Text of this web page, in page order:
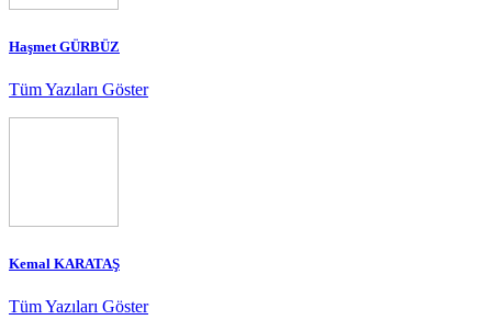
Haşmet GÜRBÜZ
Tüm Yazıları Göster
Kemal KARATAŞ
Tüm Yazıları Göster